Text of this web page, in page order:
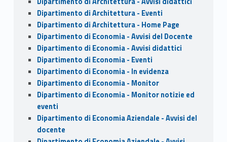
Dipartimento di Architettura - Eventi
Dipartimento di Architettura - Home Page
Dipartimento di Economia - Avvisi del Docente
Dipartimento di Economia - Avvisi didattici
Dipartimento di Economia - Eventi
Dipartimento di Economia - In evidenza
Dipartimento di Economia - Monitor
Dipartimento di Economia - Monitor notizie ed
eventi
Dipartimento di Economia Aziendale - Avvisi del
docente